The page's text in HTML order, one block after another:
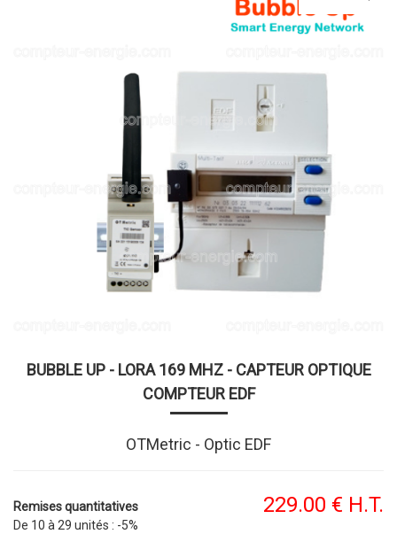
BUBBLE UP - LORA 169 MHZ - CAPTEUR OPTIQUE
COMPTEUR EDF
OTMetric - Optic EDF
229.00 € H.T.
Remises quantitatives
De 10 à 29 unités : -5%